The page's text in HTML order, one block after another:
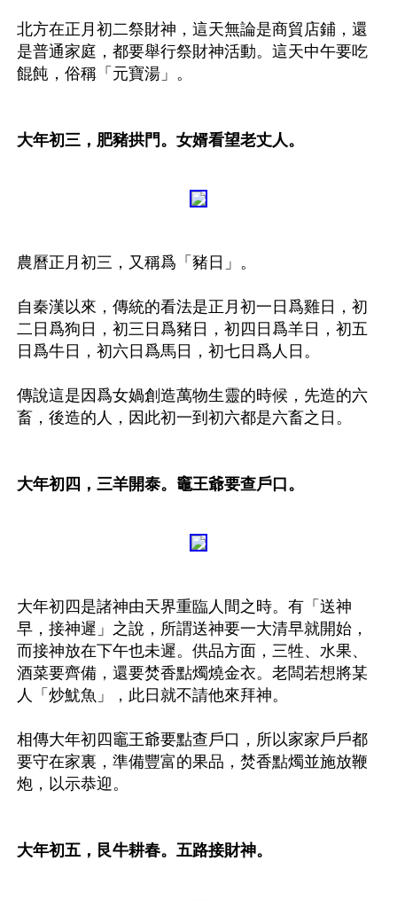
北方在正月初二祭財神，這天無論是商貿店鋪，還
是普通家庭，都要舉行祭財神活動。這天中午要吃
餛飩，俗稱「元寶湯」。
大年初三，肥豬拱門。女婿看望老丈人。
農曆正月初三，又稱爲「豬日」。
自秦漢以來，傳統的看法是正月初一日爲雞日，初
二日爲狗日，初三日爲豬日，初四日爲羊日，初五
日爲牛日，初六日爲馬日，初七日爲人日。
傳說這是因爲女媧創造萬物生靈的時候，先造的六
畜，後造的人，因此初一到初六都是六畜之日。
大年初四，三羊開泰。竈王爺要查戶口。
大年初四是諸神由天界重臨人間之時。有「送神
早，接神遲」之說，所謂送神要一大清早就開始，
而接神放在下午也未遲。供品方面，三牲、水果、
酒菜要齊備，還要焚香點燭燒金衣。老闆若想將某
人「炒魷魚」，此日就不請他來拜神。
相傳大年初四竈王爺要點查戶口，所以家家戶戶都
要守在家裏，準備豐富的果品，焚香點燭並施放鞭
炮，以示恭迎。
大年初五，艮牛耕春。五路接財神。